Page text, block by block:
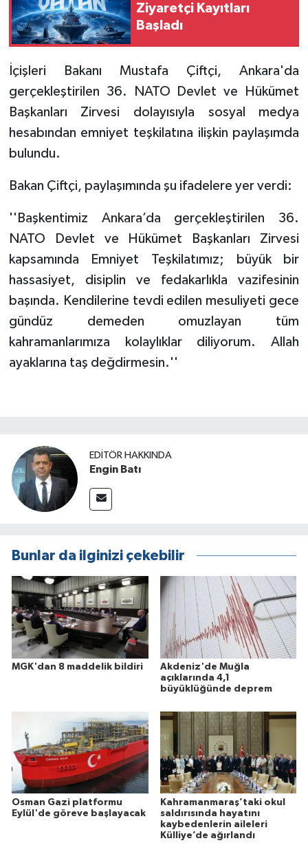
Ziyaretçi Kayıtları
Başladı
İçişleri Bakanı Mustafa Çiftçi, Ankara'da
gerçekleştirilen 36. NATO Devlet ve Hükümet
Başkanları Zirvesi dolayısıyla sosyal medya
hesabından emniyet teşkilatına ilişkin paylaşımda
bulundu.
Bakan Çiftçi, paylaşımında şu ifadelere yer verdi:
''Başkentimiz Ankara’da gerçekleştirilen 36.
NATO Devlet ve Hükümet Başkanları Zirvesi
kapsamında Emniyet Teşkilatımız; büyük bir
hassasiyet, disiplin ve fedakarlıkla vazifesinin
başında. Kendilerine tevdi edilen mesuliyeti gece
gündüz demeden omuzlayan tüm
kahramanlarımıza kolaylıklar diliyorum. Allah
ayaklarına taş değdirmesin.''
EDITÖR HAKKINDA
Engin Batı
Bunlar da ilginizi çekebilir
MGK'dan 8 maddelik bildiri
Akdeniz'de Muğla
açıklarında 4,1
büyüklüğünde deprem
Osman Gazi platformu
Eylül'de göreve başlayacak
Kahramanmaraş’taki okul
saldırısında hayatını
kaybedenlerin aileleri
Külliye’de ağırlandı